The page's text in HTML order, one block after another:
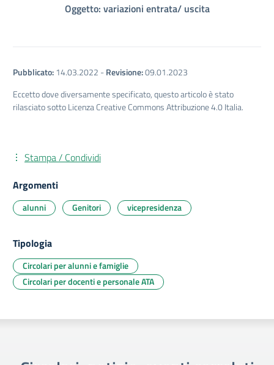
Oggetto: variazioni entrata/ uscita
Pubblicato:14.03.2022 -Revisione:09.01.2023
Eccetto dove diversamente specificato, questo articolo è stato
rilasciato sotto Licenza Creative Commons Attribuzione 4.0 Italia.
Stampa / Condividi
Argomenti
alunni Genitori vicepresidenza
Tipologia
Circolari per alunni e famiglie
Circolari per docenti e personale ATA